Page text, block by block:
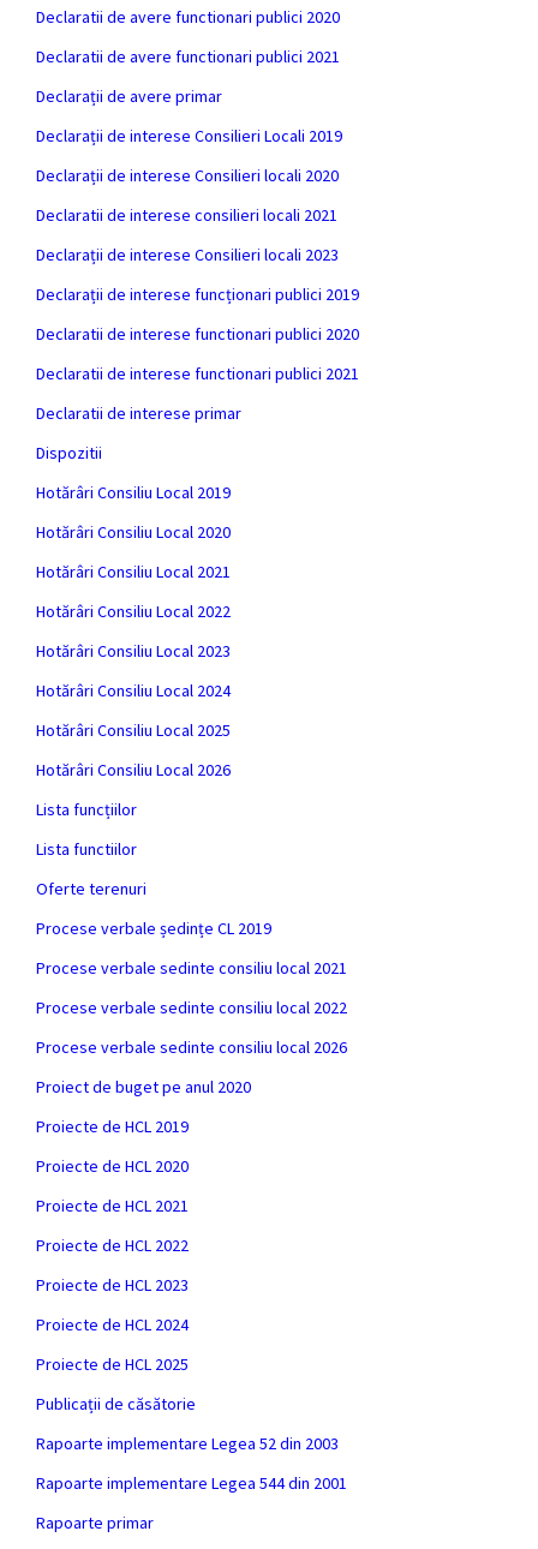
Declaratii de avere functionari publici 2020
Declaratii de avere functionari publici 2021
Declarații de avere primar
Declarații de interese Consilieri Locali 2019
Declarații de interese Consilieri locali 2020
Declaratii de interese consilieri locali 2021
Declarații de interese Consilieri locali 2023
Declarații de interese funcționari publici 2019
Declaratii de interese functionari publici 2020
Declaratii de interese functionari publici 2021
Declaratii de interese primar
Dispozitii
Hotărâri Consiliu Local 2019
Hotărâri Consiliu Local 2020
Hotărâri Consiliu Local 2021
Hotărâri Consiliu Local 2022
Hotărâri Consiliu Local 2023
Hotărâri Consiliu Local 2024
Hotărâri Consiliu Local 2025
Hotărâri Consiliu Local 2026
Lista funcțiilor
Lista functiilor
Oferte terenuri
Procese verbale ședințe CL 2019
Procese verbale sedinte consiliu local 2021
Procese verbale sedinte consiliu local 2022
Procese verbale sedinte consiliu local 2026
Proiect de buget pe anul 2020
Proiecte de HCL 2019
Proiecte de HCL 2020
Proiecte de HCL 2021
Proiecte de HCL 2022
Proiecte de HCL 2023
Proiecte de HCL 2024
Proiecte de HCL 2025
Publicații de căsătorie
Rapoarte implementare Legea 52 din 2003
Rapoarte implementare Legea 544 din 2001
Rapoarte primar